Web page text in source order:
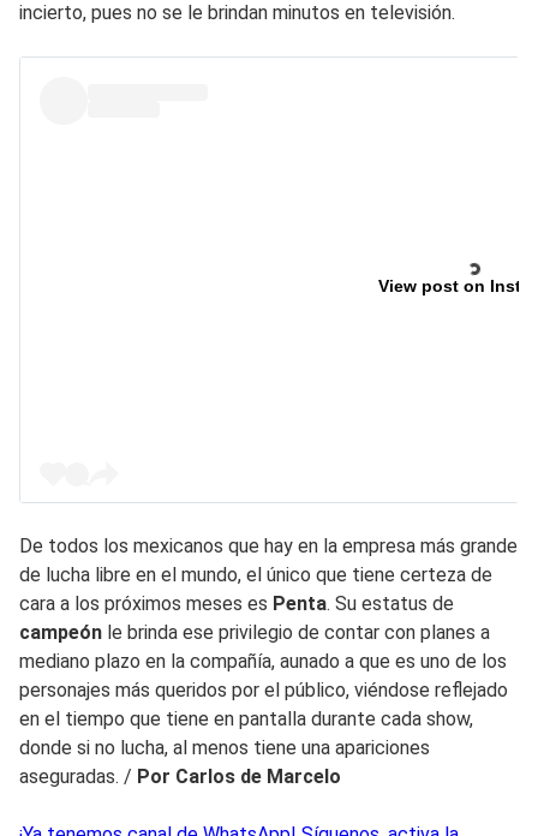
incierto, pues no se le brindan minutos en televisión.
View post on
De todos los mexicanos que hay en la empresa más grande
de lucha libre en el mundo, el único que tiene certeza de
cara a los próximos meses es Penta. Su estatus de
campeón le brinda ese privilegio de contar con planes a
mediano plazo en la compañía, aunado a que es uno de los
personajes más queridos por el público, viéndose reflejado
en el tiempo que tiene en pantalla durante cada show,
donde si no lucha, al menos tiene una apariciones
aseguradas. / Por Carlos de Marcelo